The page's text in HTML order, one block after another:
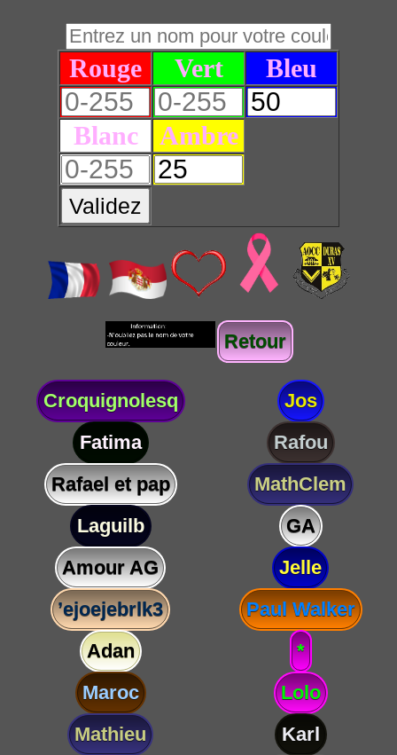
Rouge Vert Bleu
Blanc Ambre
Validez
Retour
Croquignolesq
Jos
Fatima
Rafou
Rafael et pap
MathClem
Laguilb
GA
Amour AG
Jelle
’ejoejebrlk3
Paul Walker
Adan
*
Maroc
Lolo
Mathieu
Karl